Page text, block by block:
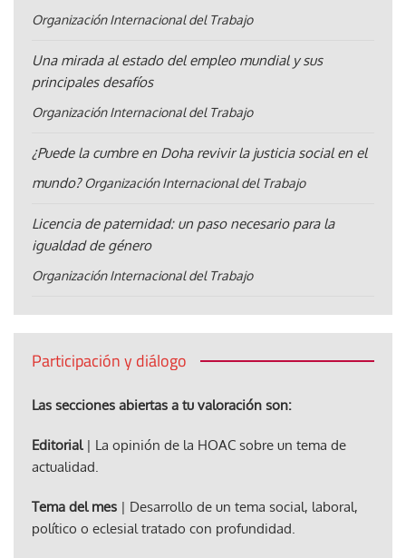
Organización Internacional del Trabajo
Una mirada al estado del empleo mundial y sus
principales desafíos
Organización Internacional del Trabajo
¿Puede la cumbre en Doha revivir la justicia social en el
mundo? Organización Internacional del Trabajo
Licencia de paternidad: un paso necesario para la
igualdad de género
Organización Internacional del Trabajo
Participación y diálogo
Las secciones abiertas a tu valoración son:
Editorial| La opinión de la HOAC sobre un tema de
actualidad.
Tema del mes | Desarrollo de un tema social, laboral,
político o eclesial tratado con profundidad.